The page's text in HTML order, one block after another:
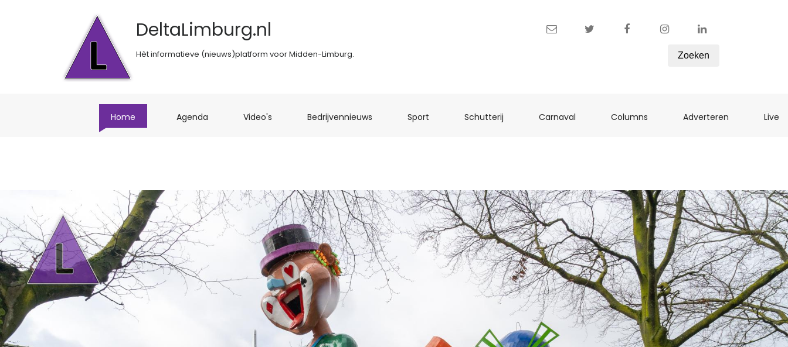
DeltaLimburg.nl
Hèt informatieve (nieuws)platform voor Midden-Limburg. Zoeken
Home Agenda (current)Video's (current)Bedrijvennieuws (current)Sport (current)Schutterij (current)Carnaval (current)Columns (current)Adverteren (current)Live